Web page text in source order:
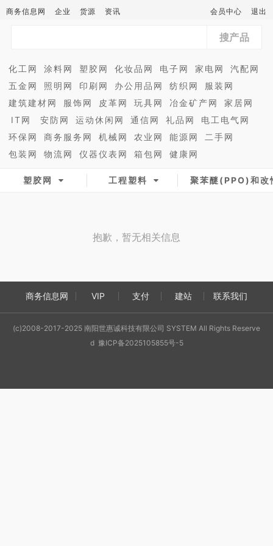
商务信息网 企业 货源 资讯 会员中心 退出
搜产品
化工网 涂料网 塑胶网 化妆品网 电子网 家电网
汽配网
五金网
照明网 印刷网 办公用品网 纺织网
服装网
建筑建材网
服饰网 皮革网 玩具网 冶金矿产网
家居网
IT网
安防网 运动休闲网 通信网 礼品网
电工电气网
环保网
商务服务网 机械网 农业网 能源网
二手网
包装网
物流网 仪器仪表网 箱包网 健康网
塑胶网 工程塑料 聚苯醚(PPO)和改
抱歉，暂无相关信息
商务信息网 VIP 支付 建站 联系我们
(c)2008-2017-2025 南阳世惠诚科技有限公司 SYSTEM All Rights Reserve
d 豫ICP备2025105855号-5